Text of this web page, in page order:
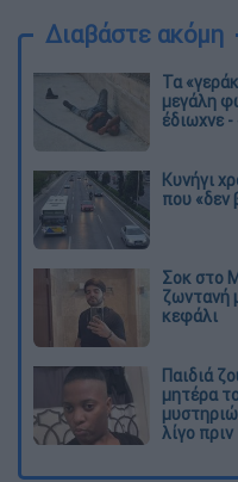
Διαβάστε ακόμη
Τα
μεγάλη
έδιωχνε
Κυνήγι
που «δεν
Σοκ στο
ζωντανή
κεφάλι
Παιδιά
μητέρα
λίγο πριν